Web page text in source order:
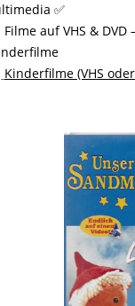
✅
Filme auf VHS & DVD
Kinderfilme (VHS